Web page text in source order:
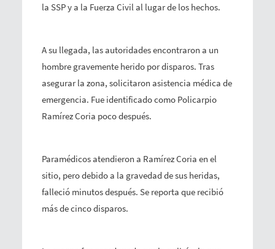
la SSP y a la Fuerza Civil al lugar de los hechos.
A su llegada, las autoridades encontraron a un
hombre gravemente herido por disparos. Tras
asegurar la zona, solicitaron asistencia médica de
emergencia. Fue identificado como Policarpio
Ramírez Coria poco después.
Paramédicos atendieron a Ramírez Coria en el
sitio, pero debido a la gravedad de sus heridas,
falleció minutos después. Se reporta que recibió
más de cinco disparos.